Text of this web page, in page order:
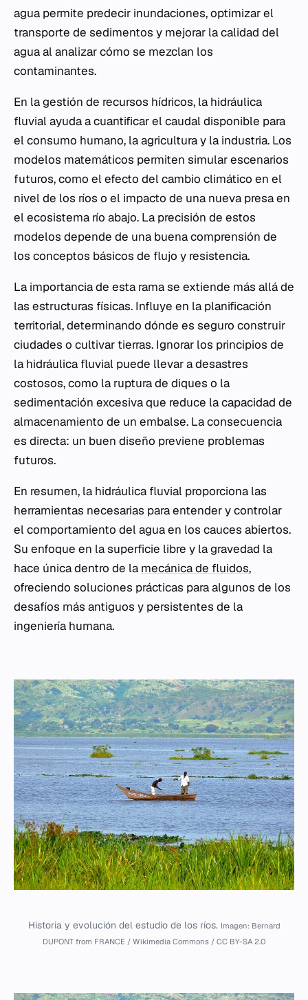
agua permite predecir inundaciones, optimizar el
transporte de sedimentos y mejorar la calidad del
agua al analizar cómo se mezclan los
contaminantes.
En la gestión de recursos hídricos, la hidráulica
fluvial ayuda a cuantificar el caudal disponible para
el consumo humano, la agricultura y la industria. Los
modelos matemáticos permiten simular escenarios
futuros, como el efecto del cambio climático en el
nivel de los ríos o el impacto de una nueva presa en
el ecosistema río abajo. La precisión de estos
modelos depende de una buena comprensión de
los conceptos básicos de flujo y resistencia.
La importancia de esta rama se extiende más allá de
las estructuras físicas. Influye en la planificación
territorial, determinando dónde es seguro construir
ciudades o cultivar tierras. Ignorar los principios de
la hidráulica fluvial puede llevar a desastres
costosos, como la ruptura de diques o la
sedimentación excesiva que reduce la capacidad de
almacenamiento de un embalse. La consecuencia
es directa: un buen diseño previene problemas
futuros.
En resumen, la hidráulica fluvial proporciona las
herramientas necesarias para entender y controlar
el comportamiento del agua en los cauces abiertos.
Su enfoque en la superficie libre y la gravedad la
hace única dentro de la mecánica de fluidos,
ofreciendo soluciones prácticas para algunos de los
desafíos más antiguos y persistentes de la
ingeniería humana.
Historia y evolución del estudio de los ríos. Imagen: Bernard
DUPONT from FRANCE / Wikimedia Commons / CC BY-SA 2.0